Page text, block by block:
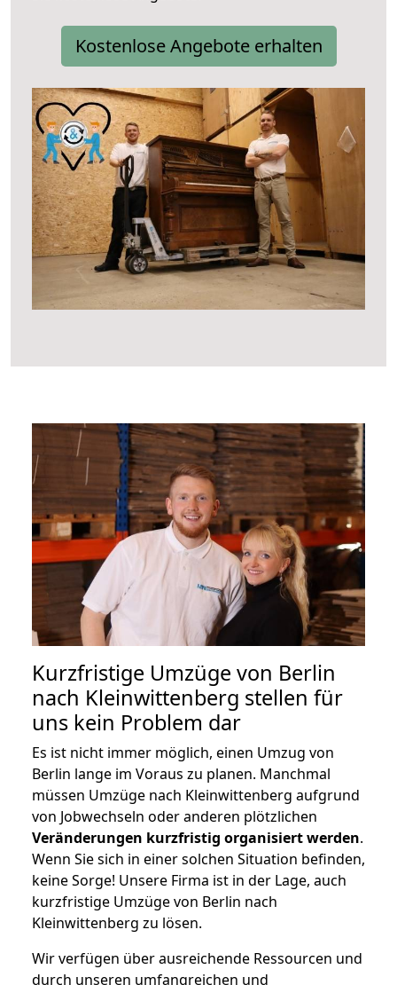
Kostenlose Angebote erhalten
Kurzfristige Umzüge von Berlin
nach Kleinwittenberg stellen für
uns kein Problem dar
Es ist nicht immer möglich, einen Umzug von
Berlin lange im Voraus zu planen. Manchmal
müssen Umzüge nach Kleinwittenberg aufgrund
von Jobwechseln oder anderen plötzlichen
Veränderungen kurzfristig organisiert werden.
Wenn Sie sich in einer solchen Situation befinden,
keine Sorge! Unsere Firma ist in der Lage, auch
kurzfristige Umzüge von Berlin nach
Kleinwittenberg zu lösen.
Wir verfügen über ausreichende Ressourcen und
durch unseren umfangreichen und